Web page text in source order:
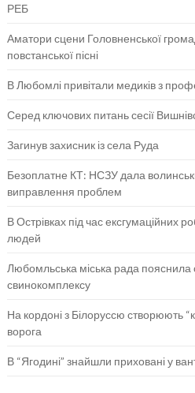
РЕБ
Аматори сцени Головненської
повстанської пісні
В Любомлі привітали медиків з
Серед ключових питань сесії
Загинув захисник із села Руда
Безоплатне КТ: НСЗУ дала
виправлення проблем
В Острівках під час ексгумаційних
людей
Любомльська міська рада пояснила
свинокомплексу
На кордоні з Білоруссю створюють
ворога
В “Ягодині” знайшли приховані у